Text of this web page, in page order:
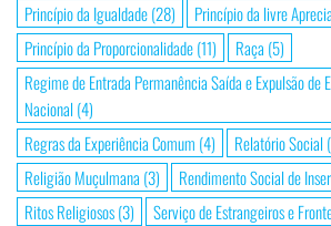
Princípio da Igualdade(28) Princípio da livre
Princípio da Proporcionalidade(11) Raça (5)
Regime de Entrada Permanência Saída e Expulsão de
Nacional (4)
Regras da Experiência Comum (4) Relatório Social
Religião Muçulmana (3) Rendimento Social de
Ritos Religiosos(3) Serviço de Estrangeiros e